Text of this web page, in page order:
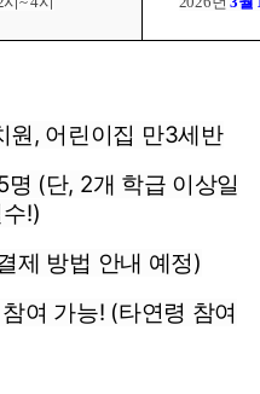
원, 어린이집 만3세반
명 (단, 2개 학급 이상일
!)
제 방법 안내 예정)
여 가능! (타연령 참여